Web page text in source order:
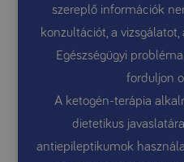
szereplő információk
konzultációt, a
Egészségügyi
forduljon
A ketogén-terápia
dietetikus
antiepileptikumok